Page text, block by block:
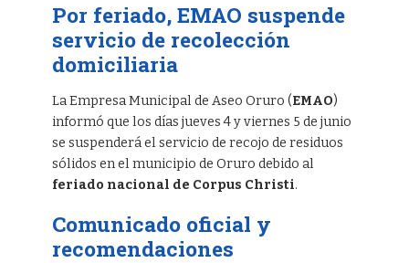
Por feriado, EMAO suspende
servicio de recolección
domiciliaria
La Empresa Municipal de Aseo Oruro (EMAO)
informó que los días jueves 4 y viernes 5 de junio
se suspenderá el servicio de recojo de residuos
sólidos en el municipio de Oruro debido al
feriado nacional de Corpus Christi.
Comunicado oficial y
recomendaciones